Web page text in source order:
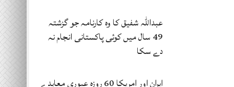
عبداللہ شفیق کا وہ کارنامہ جو گزشتہ
49 سال میں کوئی پاکستانی انجام نہ
دے سکا
ایران اور امریکا 60 روزہ عبوری معاہدے